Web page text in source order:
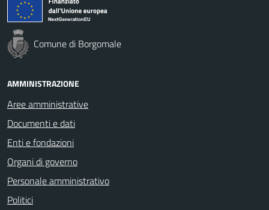
Comune di Borgomale
AMMINISTRAZIONE
Aree amministrative
Documenti e dati
Enti e fondazioni
Organi di governo
Personale amministrativo
Politici